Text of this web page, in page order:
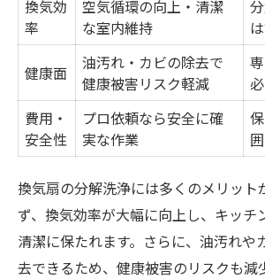
換気効
率
空気循環の向上・清潔
な室内維持
健康面
油汚れ・カビの除去で
健康被害リスク軽減
費用・
安全性
プロ依頼なら安全に確
実な作業
換気扇の分解洗浄には多くのメリット
ず、換気効率が大幅に向上し、キッチ
清潔に保たれます。さらに、油汚れや
去できるため、健康被害のリスクも減